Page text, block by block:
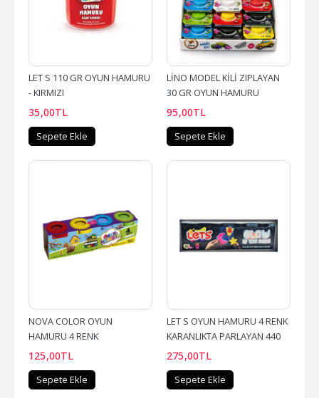
LET S 110 GR OYUN HAMURU
- KIRMIZI
35,00TL
Sepete Ekle
LİNO MODEL KİLİ ZIPLAYAN
30 GR OYUN HAMURU
95,00TL
Sepete Ekle
NOVA COLOR OYUN
HAMURU 4 RENK
125,00TL
Sepete Ekle
LET S OYUN HAMURU 4 RENK
KARANLIKTA PARLAYAN 440
GR
275,00TL
Sepete Ekle